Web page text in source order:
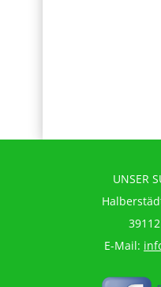
UNSER
E-Mail: